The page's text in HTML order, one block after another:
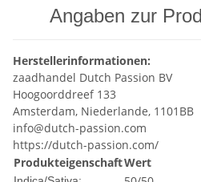
Angaben zur
Herstellerinformationen:
zaadhandel Dutch Passion BV
Hoogoorddreef 133
Amsterdam, Niederlande, 1101BB
info@dutch-passion.com
https://dutch-passion.com/
ProdukteigenschaftWert